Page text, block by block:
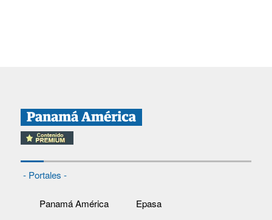
- Portales -
Panamá América Epasa